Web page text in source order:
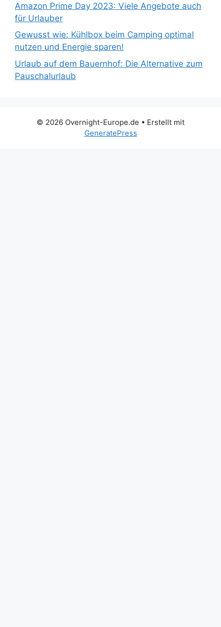
Amazon Prime Day 2023: Viele Angebote auch
für Urlauber
Gewusst wie: Kühlbox beim Camping optimal
nutzen und Energie sparen!
Urlaub auf dem Bauernhof: Die Alternative zum
Pauschalurlaub
© 2026 Overnight-Europe.de • Erstellt mit
GeneratePress